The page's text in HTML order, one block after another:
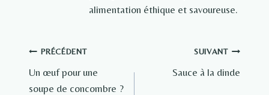
alimentation éthique et savoureuse.
Navigation
de
PRÉCÉDENT
Un œuf pour une
soupe de concombre ?
SUIVANT
Sauce à la dinde